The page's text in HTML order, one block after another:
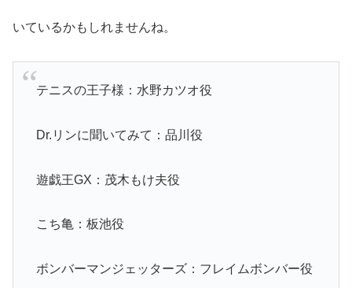
いているかもしれませんね。
テニスの王子様：水野カツオ役
Dr.リンに聞いてみて：品川役
遊戯王GX：茂木もけ夫役
こち亀：板池役
ボンバーマンジェッターズ：フレイムボンバー役